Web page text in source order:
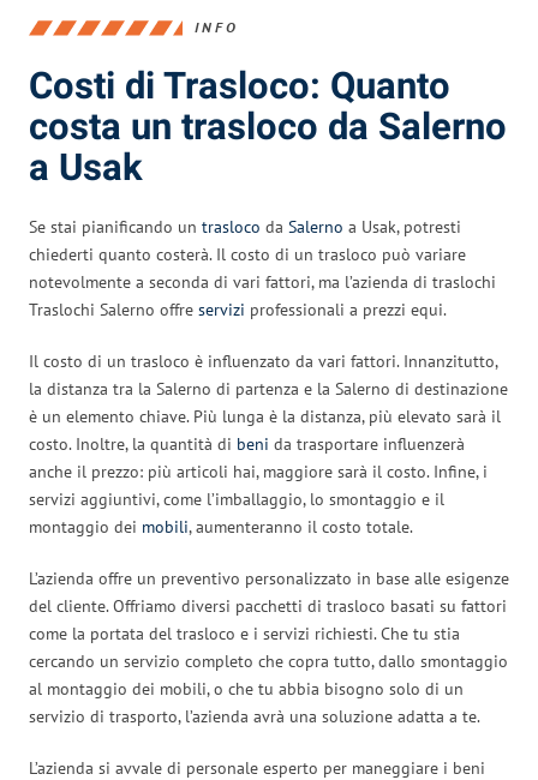
INFO
Costi di Trasloco: Quanto
costa un trasloco da Salerno
a Usak
Se stai pianificando un trasloco da Salerno a Usak, potresti
chiederti quanto costerà. Il costo di un trasloco può variare
notevolmente a seconda di vari fattori, ma l’azienda di traslochi
Traslochi Salerno offre servizi professionali a prezzi equi.
Il costo di un trasloco è influenzato da vari fattori. Innanzitutto,
la distanza tra la Salerno di partenza e la Salerno di destinazione
è un elemento chiave. Più lunga è la distanza, più elevato sarà il
costo. Inoltre, la quantità di beni da trasportare influenzerà
anche il prezzo: più articoli hai, maggiore sarà il costo. Infine, i
servizi aggiuntivi, come l’imballaggio, lo smontaggio e il
montaggio dei mobili, aumenteranno il costo totale.
L’azienda offre un preventivo personalizzato in base alle esigenze
del cliente. Offriamo diversi pacchetti di trasloco basati su fattori
come la portata del trasloco e i servizi richiesti. Che tu stia
cercando un servizio completo che copra tutto, dallo smontaggio
al montaggio dei mobili, o che tu abbia bisogno solo di un
servizio di trasporto, l’azienda avrà una soluzione adatta a te.
L’azienda si avvale di personale esperto per maneggiare i beni